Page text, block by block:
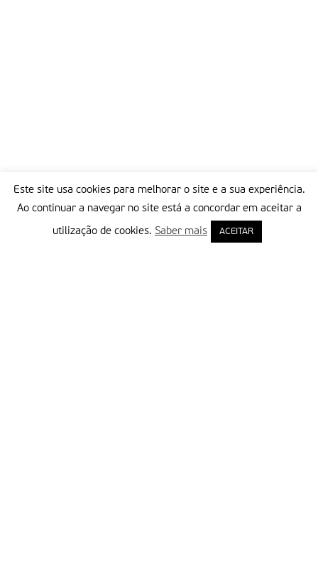
Este site usa cookies para melhorar o site e a sua experiência.
Ao continuar a navegar no site está a concordar em aceitar a
utilização de cookies. Saber mais ACEITAR